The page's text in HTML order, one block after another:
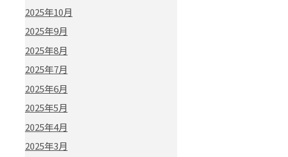
2025年10月
2025年9月
2025年8月
2025年7月
2025年6月
2025年5月
2025年4月
2025年3月